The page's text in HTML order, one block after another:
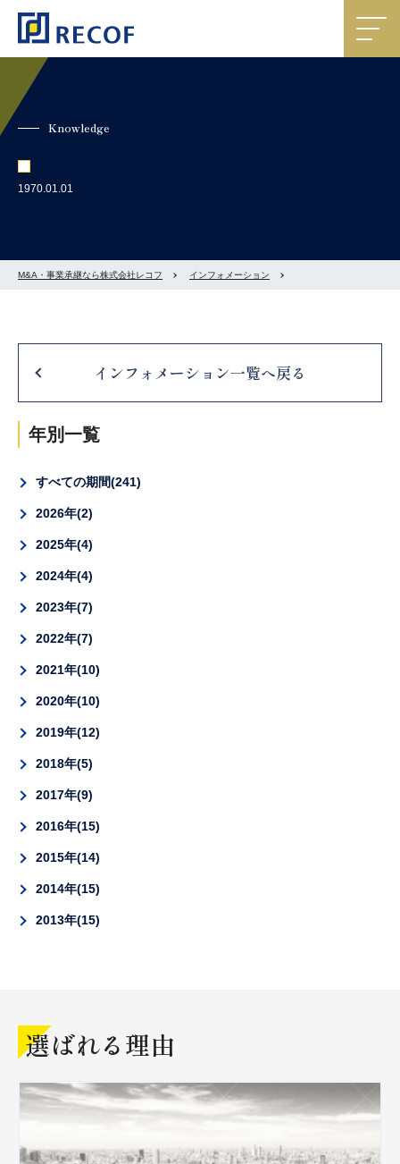
Knowledge
1970.01.01
M&A・事業承継なら株式会社レコフ インフォメーション
インフォメーション一覧へ戻る
年別一覧
すべての期間 241
2026年 2
2025年 4
2024年 4
2023年 7
2022年 7
2021年 10
2020年 10
2019年 12
2018年 5
2017年 9
2016年 15
2015年 14
2014年 15
2013年 15
選ばれる理由